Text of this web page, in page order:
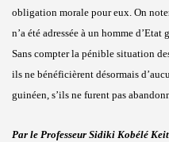
obligation morale pour eux. On
n’a été adressée à un homme
Sans compter la pénible situation
ils ne bénéficièrent désormais
guinéen, s’ils ne furent pas
Par le Professeur Sidiki Kobélé